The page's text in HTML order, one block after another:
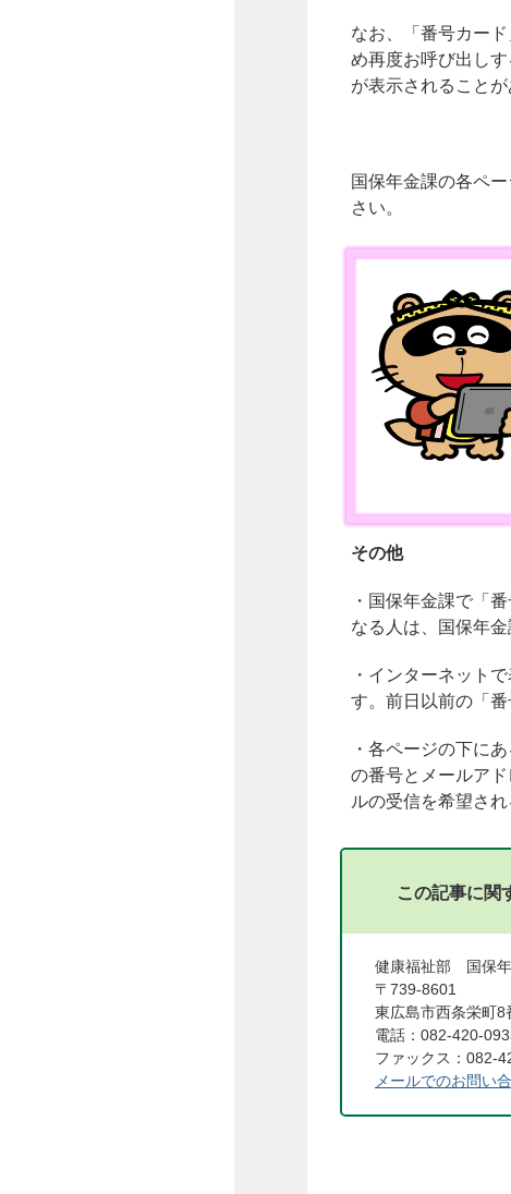
なお、「番号カー
め再度お呼び出し
が表示されること
国保年金課の各ペ
さい。
その他
・国保年金課で「
なる人は、国保年
・インターネット
す。前日以前の「
・各ページの下に
の番号とメールア
ルの受信を希望さ
この記事に関
健康福祉部 国保
〒739-8601
東広島市西条栄町8
電話：082-420-
ファックス：082-
メールでのお問い